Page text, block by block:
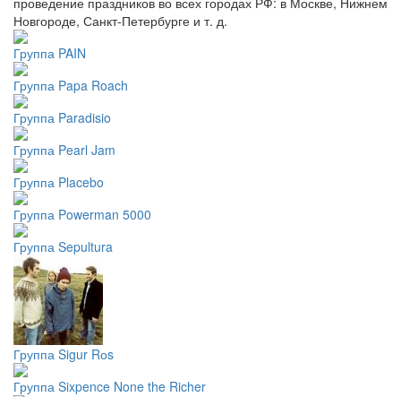
Новгороде, Санкт-Петербурге и т. д.
Группа PAIN
Группа Papa Roach
Группа Paradisio
Группа Pearl Jam
Группа Placebo
Группа Powerman 5000
Группа Sepultura
Группа Sigur Rоs
Группа Sixpence None the Richer